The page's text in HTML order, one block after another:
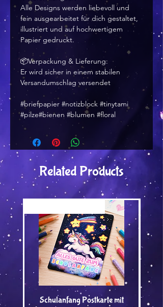
Alle Designs werden liebevoll und
fein ausgearbeitet für dich gestaltet,
illustriert und auf hochwertigem
Papier gedruckt.
📦Verpackung & Lieferung:
Er wird sicher in einem stabilen
Versandumschlag versendet
#briefpapier #notizblock #tinytami
#pilze#bienen #blumen #floral
Related Products
Schulanfang Postkarte mit